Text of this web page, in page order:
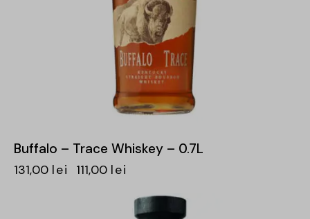
Buffalo – Trace Whiskey – 0.7L
131,00 lei 111,00 lei